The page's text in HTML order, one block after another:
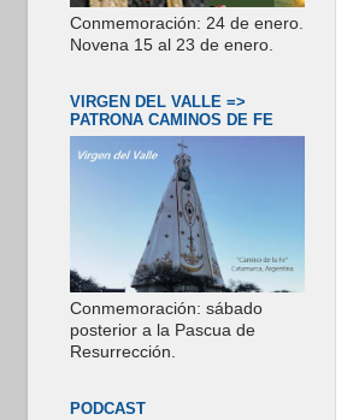
Conmemoración: 24 de enero.
Novena 15 al 23 de enero.
VIRGEN DEL VALLE =>
PATRONA CAMINOS DE FE
Conmemoración: sábado
posterior a la Pascua de
Resurrección.
PODCAST